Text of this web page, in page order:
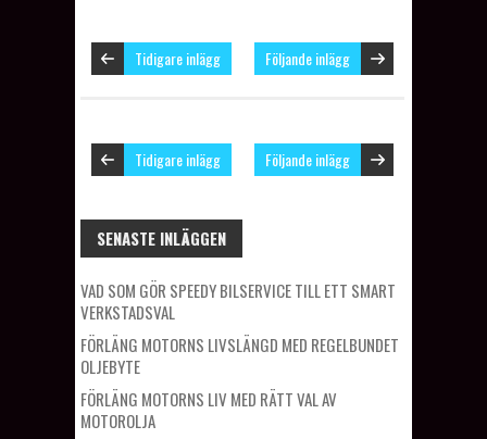
Tidigare inlägg Följande inlägg
Tidigare inlägg Följande inlägg
SENASTE INLÄGGEN
VAD SOM GÖR SPEEDY BILSERVICE TILL ETT SMART
VERKSTADSVAL
FÖRLÄNG MOTORNS LIVSLÄNGD MED REGELBUNDET
OLJEBYTE
FÖRLÄNG MOTORNS LIV MED RÄTT VAL AV
MOTOROLJA